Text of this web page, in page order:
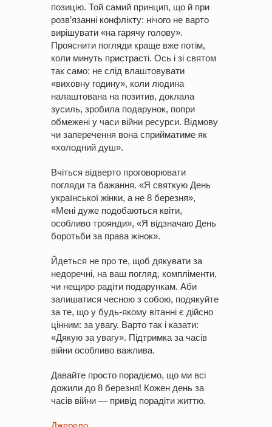
позицію. Той самий принцип, що й при
розв’язанні конфлікту: нічого не варто
вирішувати «на гарячу голову».
Прояснити погляди краще вже потім,
коли минуть пристрасті. Ось і зі святом
так само: не слід влаштовувати
«виховну годину», коли людина
налаштована на позитив, доклала
зусиль, зробила подарунок, попри
обмежені у часи війни ресурси. Відмову
чи заперечення вона сприйматиме як
«холодний душ».
Вчіться відверто проговорювати
погляди та бажання. «Я святкую День
української жінки, а не 8 березня»,
«Мені дуже подобаються квіти,
особливо троянди», «Я відзначаю День
боротьби за права жінок».
Йдеться не про те, щоб дякувати за
недоречні, на ваш погляд, компліменти,
чи нещиро радіти подарункам. Аби
залишатися чесною з собою, подякуйте
за те, що у будь-якому вітанні є дійсно
цінним: за увагу. Варто так і казати:
«Дякую за увагу». Підтримка за часів
війни особливо важлива.
Давайте просто порадіємо, що ми всі
дожили до 8 березня! Кожен день за
часів війни — привід порадіти життю.